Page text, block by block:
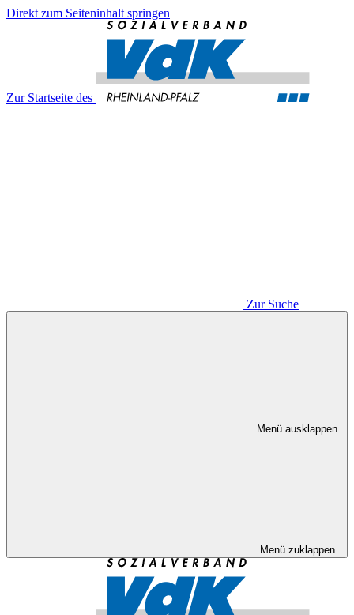
Direkt zum Seiteninhalt springen
Zur Startseite des
Zur Suche
Menü ausklappen
Menü zuklappen